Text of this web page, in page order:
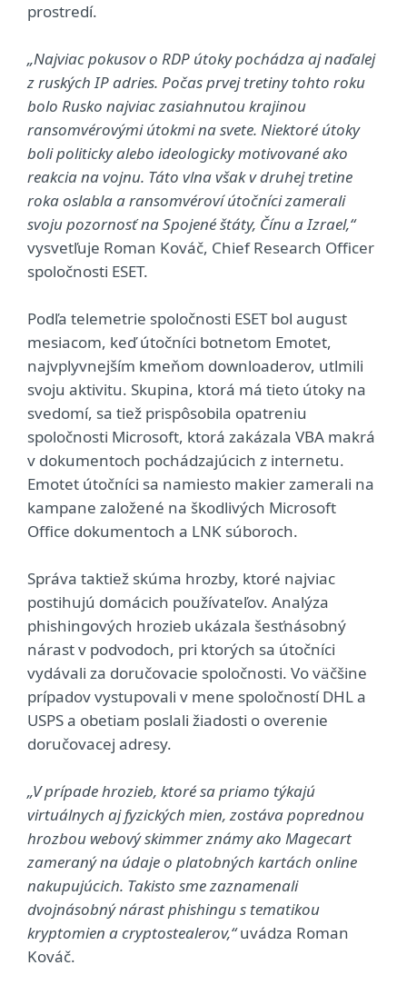
prostredí.
„Najviac pokusov o RDP útoky pochádza aj naďalej
z ruských IP adries. Počas prvej tretiny tohto roku
bolo Rusko najviac zasiahnutou krajinou
ransomvérovými útokmi na svete. Niektoré útoky
boli politicky alebo ideologicky motivované ako
reakcia na vojnu. Táto vlna však v druhej tretine
roka oslabla a ransomvéroví útočníci zamerali
svoju pozornosť na Spojené štáty, Čínu a Izrael,“
vysvetľuje Roman Kováč, Chief Research Officer
spoločnosti ESET.
Podľa telemetrie spoločnosti ESET bol august
mesiacom, keď útočníci botnetom Emotet,
najvplyvnejším kmeňom downloaderov, utlmili
svoju aktivitu. Skupina, ktorá má tieto útoky na
svedomí, sa tiež prispôsobila opatreniu
spoločnosti Microsoft, ktorá zakázala VBA makrá
v dokumentoch pochádzajúcich z internetu.
Emotet útočníci sa namiesto makier zamerali na
kampane založené na škodlivých Microsoft
Office dokumentoch a LNK súboroch.
Správa taktiež skúma hrozby, ktoré najviac
postihujú domácich používateľov. Analýza
phishingových hrozieb ukázala šesťnásobný
nárast v podvodoch, pri ktorých sa útočníci
vydávali za doručovacie spoločnosti. Vo väčšine
prípadov vystupovali v mene spoločností DHL a
USPS a obetiam poslali žiadosti o overenie
doručovacej adresy.
„V prípade hrozieb, ktoré sa priamo týkajú
virtuálnych aj fyzických mien, zostáva poprednou
hrozbou webový skimmer známy ako Magecart
zameraný na údaje o platobných kartách online
nakupujúcich. Takisto sme zaznamenali
dvojnásobný nárast phishingu s tematikou
kryptomien a cryptostealerov,“uvádza Roman
Kováč.